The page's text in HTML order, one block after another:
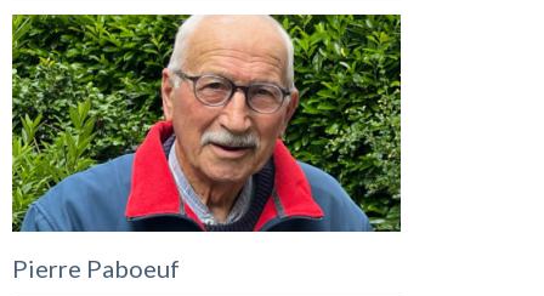
Pierre Paboeuf